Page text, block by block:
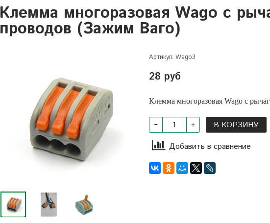
Клемма многоразовая Wago с
проводов (Зажим Ваго)
Артикул: Wago3
28 руб
Клемма многоразовая Wago с
В КОРЗИНУ
Добавить в сравнение